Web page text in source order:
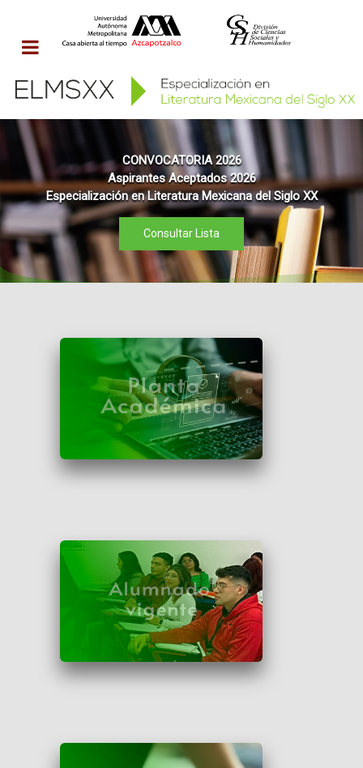
CONVOCATORIA 2026
Aspirantes Aceptados 2026
Especialización en Literatura Mexicana del Siglo XX
Consultar Lista